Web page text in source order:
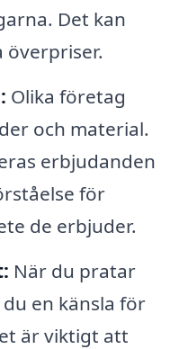
Det kan
överpriser.
Olika företag
och material.
erbjudanden
för
de erbjuder.
När du pratar
en känsla för
är viktigt att